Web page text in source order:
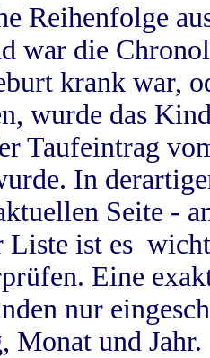
Reihenfolge
war die
krank war,
wurde das
Taufeintrag
In
Seite -
Liste ist es
Eine
nur
Monat und Jahr.